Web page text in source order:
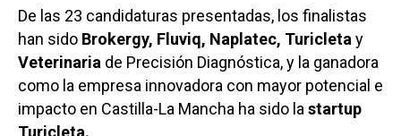
De las 23 candidaturas presentadas, los finalistas
han sido Brokergy, Fluviq, Naplatec, Turicleta y
Veterinaria de Precisión Diagnóstica, y la ganadora
como la empresa innovadora con mayor potencial e
impacto en Castilla-La Mancha ha sido la startup
Turicleta.